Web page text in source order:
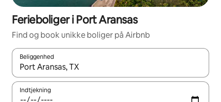
Ferieboliger i Port Aransas
Find og book unikke boliger på Airbnb
Beliggenhed
Når resultaterne er tilgængelige, skal du navigere med
Indtjekning